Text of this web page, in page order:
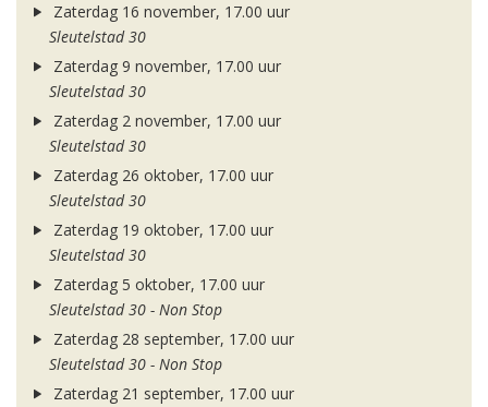
Zaterdag 16 november, 17.00 uur
Sleutelstad 30
Zaterdag 9 november, 17.00 uur
Sleutelstad 30
Zaterdag 2 november, 17.00 uur
Sleutelstad 30
Zaterdag 26 oktober, 17.00 uur
Sleutelstad 30
Zaterdag 19 oktober, 17.00 uur
Sleutelstad 30
Zaterdag 5 oktober, 17.00 uur
Sleutelstad 30 - Non Stop
Zaterdag 28 september, 17.00 uur
Sleutelstad 30 - Non Stop
Zaterdag 21 september, 17.00 uur